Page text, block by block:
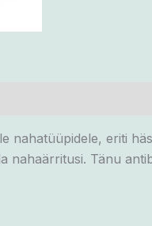
nahatüüpidele, eriti
Tänu